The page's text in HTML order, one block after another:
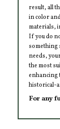
result, all
in color
materials,
If you do
needs,
the most
enhancing
historical-
For any